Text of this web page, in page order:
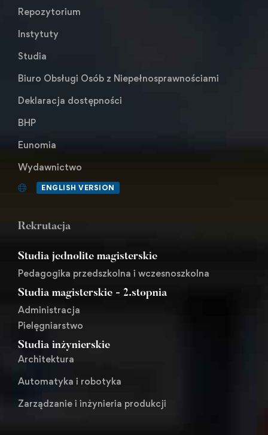
Repozytorium
Instytuty
Studia
Biuro Obsługi Osób z Niepełnosprawnościami
Deklaracja dostępności
BHP
Eunomia
Wydawnictwo
ENGLISH VERSION
Rekrutacja
Studia jednolite magisterskie
Pedagogika przedszkolna i wczesnoszkolna
Studia magisterskie - 2.stopnia
Administracja
Pielęgniarstwo
Studia inżynierskie
Architektura
Automatyka i robotyka
Zarządzanie i inżynieria produkcji